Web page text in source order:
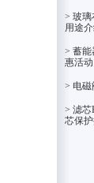
> 玻璃
用途
> 蓄能
惠活动
> 电磁
> 滤芯
芯保